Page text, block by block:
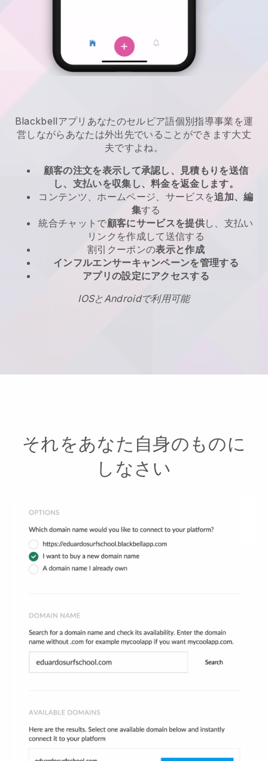
Blackbellアプリ あなたのセルビア語個別指導事業を運
営しながらあなたは外出先でいることができます大丈
夫ですよね。
顧客の注文を表示して承認し、見積もりを送信
し、支払いを収集し、料金を返金します。
コンテンツ、ホームページ、サービスを追加、編
集する
統合チャットで顧客にサービスを提供し、支払い
リンクを作成して送信する
割引クーポンの表示と作成
インフルエンサーキャンペーンを管理する
アプリの設定にアクセスする
IOSとAndroidで利用可能
それをあなた自身のものに
しなさい